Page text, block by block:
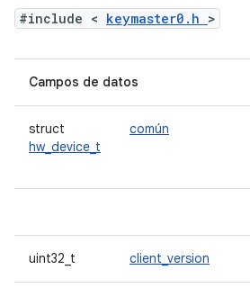
#include < keymaster0.h >
Campos de datos
struct
hw_device_t
común
uint32_t client_version